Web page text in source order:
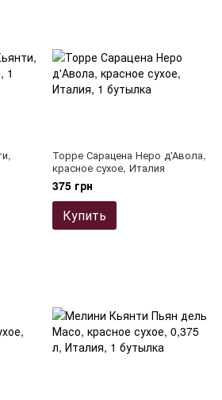
Торре Сарацена Неро д'Авола,
красное сухое, Италия
375 грн
Купить